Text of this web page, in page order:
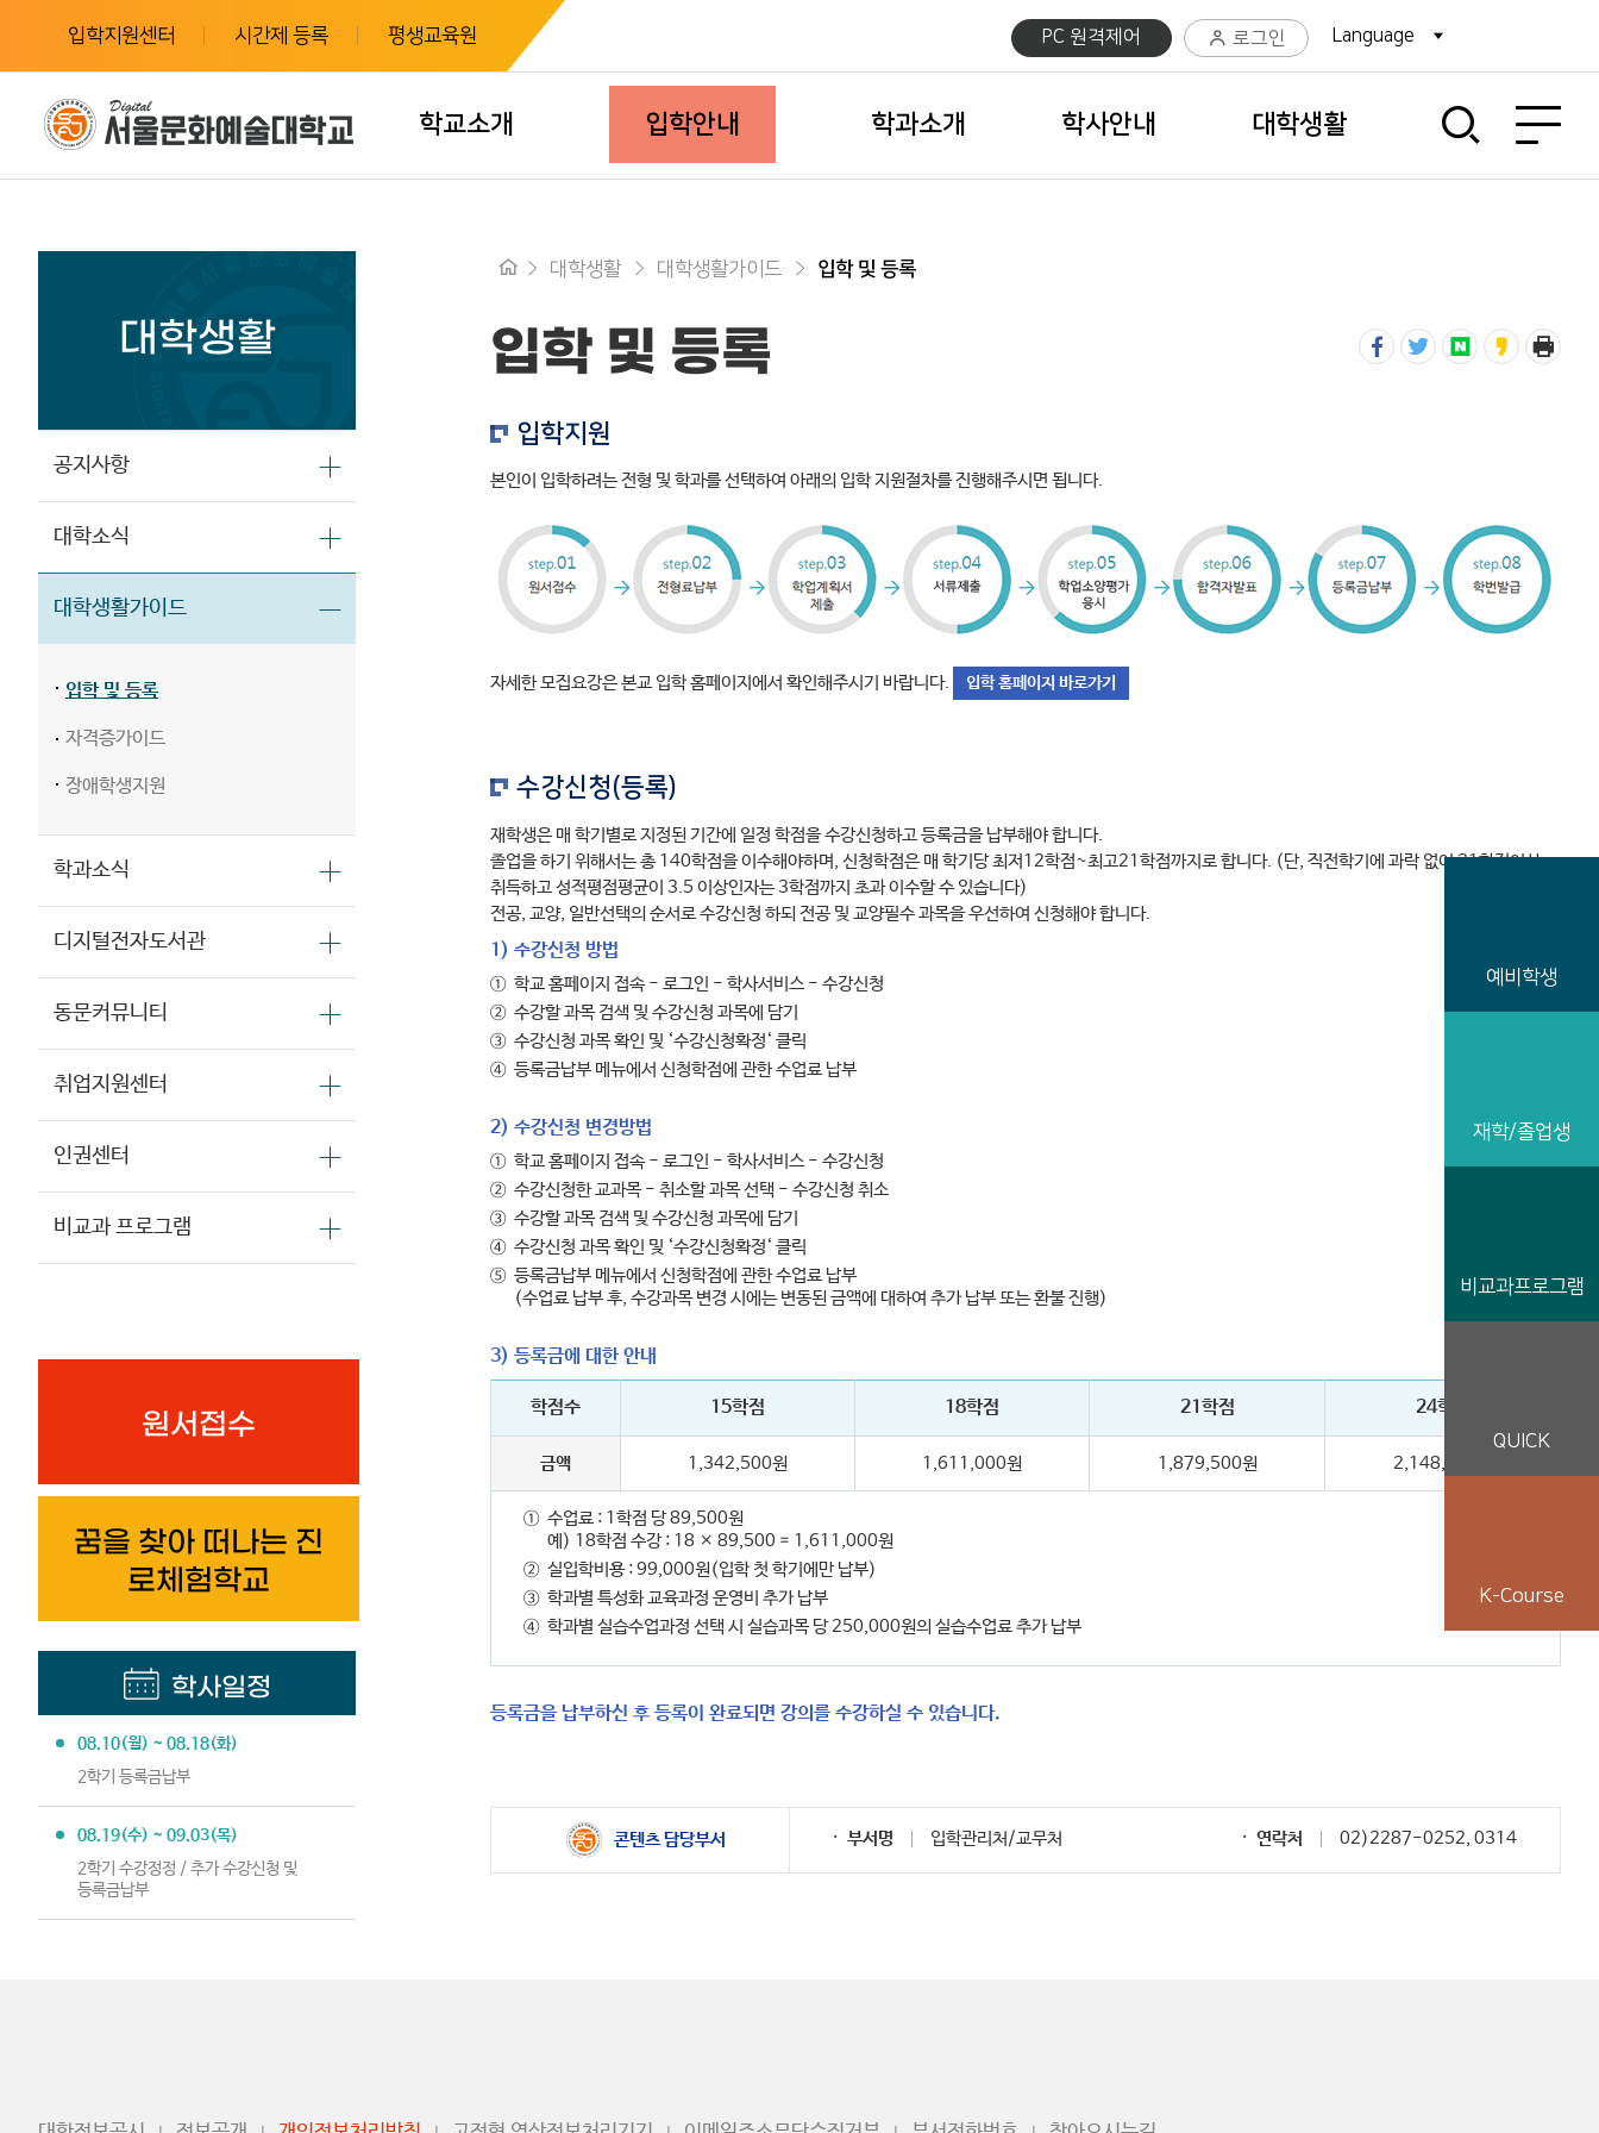
입학지원센터 시간제 등록 평생교육원 PC 원격제어 로그인 Language
학교소개 입학안내 학과소개 학사안내 대학생활
대학생활
공지사항
대학소식
대학생활가이드
입학 및 등록
자격증가이드
장애학생지원
학과소식
디지털전자도서관
동문커뮤니티
취업지원센터
인권센터
비교과 프로그램
원서접수
꿈을 찾아 떠나는 진
로체험학교
학사일정
08.10(월) ~ 08.18(화)
2학기 등록금납부
08.19(수) ~ 09.03(목)
2학기 수강정정 / 추가 수강신청 및
등록금납부
대학생활 대학생활가이드 입학 및 등록
입학 및 등록
입학지원
본인이 입학하려는 전형 및 학과를 선택하여 아래의 입학 지원절차를 진행해주시면 됩니다.
자세한 모집요강은 본교 입학 홈페이지에서 확인해주시기 바랍니다. 입학 홈페이지 바로가기
수강신청(등록)
재학생은 매 학기별로 지정된 기간에 일정 학점을 수강신청하고 등록금을 납부해야 합니다.
졸업을 하기 위해서는 총 140학점을 이수해야하며, 신청학점은 매 학기당 최저12학점~최고21학점까지로 합니다. (단, 직전학기에 과락 없이 21학점이상
취득하고 성적평점평균이 3.5 이상인자는 3학점까지 초과 이수할 수 있습니다)
전공, 교양, 일반선택의 순서로 수강신청 하되 전공 및 교양필수 과목을 우선하여 신청해야 합니다.
1) 수강신청 방법
① 학교 홈페이지 접속 - 로그인 - 학사서비스 - 수강신청
② 수강할 과목 검색 및 수강신청 과목에 담기
③ 수강신청 과목 확인 및 ‘수강신청확정‘ 클릭
④ 등록금납부 메뉴에서 신청학점에 관한 수업료 납부
2) 수강신청 변경방법
① 학교 홈페이지 접속 - 로그인 - 학사서비스 - 수강신청
② 수강신청한 교과목 - 취소할 과목 선택 - 수강신청 취소
③ 수강할 과목 검색 및 수강신청 과목에 담기
④ 수강신청 과목 확인 및 ‘수강신청확정‘ 클릭
⑤ 등록금납부 메뉴에서 신청학점에 관한 수업료 납부
(수업료 납부 후, 수강과목 변경 시에는 변동된 금액에 대하여 추가 납부 또는 환불 진행)
3) 등록금에 대한 안내
학점수 15학점 18학점 21학점 24학점
금액 1,342,500원 1,611,000원 1,879,500원 2,148,000원
① 수업료 : 1학점 당 89,500원
예) 18학점 수강 : 18 × 89,500 = 1,611,000원
② 실입학비용 : 99,000원(입학 첫 학기에만 납부)
③ 학과별 특성화 교육과정 운영비 추가 납부
④ 학과별 실습수업과정 선택 시 실습과목 당 250,000원의 실습수업료 추가 납부
등록금을 납부하신 후 등록이 완료되면 강의를 수강하실 수 있습니다.
콘텐츠 담당부서 부서명 입학관리처/교무처 연락처 02)2287-0252, 0314
예비학생
재학/졸업생
비교과프로그램
QUICK
K-Course